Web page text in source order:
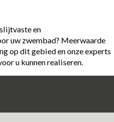
en
uw zwembad? Meerwaarde
op dit gebied en onze experts
u kunnen realiseren.